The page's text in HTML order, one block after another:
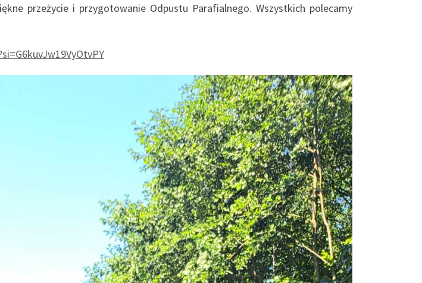
przeżycie i przygotowanie Odpustu Parafialnego. Wszystkich polecamy